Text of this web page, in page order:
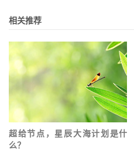
相关推荐
超给节点，星辰大海计划是什
么？